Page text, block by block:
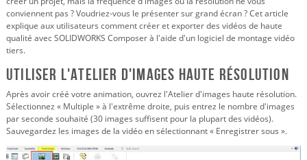
conviennent pas ? Voudriez-vous le présenter sur grand écran ? Cet article
explique aux utilisateurs comment créer et exporter des vidéos de haute
qualité avec SOLIDWORKS Composer à l'aide d'un logiciel de montage vidéo
tiers.
Utiliser l'atelier d'images haute résolution
Après avoir créé votre animation, ouvrez l'Atelier d'images haute résolution.
Sélectionnez « Multiple » à l'extrême droite, puis entrez le nombre d'images
par seconde souhaité (30 images suffisent pour la plupart des vidéos).
Sauvegardez les images de la vidéo en sélectionnant « Enregistrer sous ».